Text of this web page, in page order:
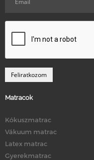
Matracok
Kókuszmatrac
Vákuum matrac
Latex matrac
Gyerekmatrac